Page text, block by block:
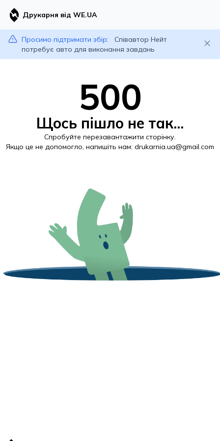
Друкарня від WE.UA
Просимо підтримати збір:
Співавтор Нейт
потребує авто для виконання завдань
500
Щось пішло не так...
Спробуйте перезавантажити сторінку.
Якщо це не допомогло, напишіть нам: drukarnia.ua@gmail.com